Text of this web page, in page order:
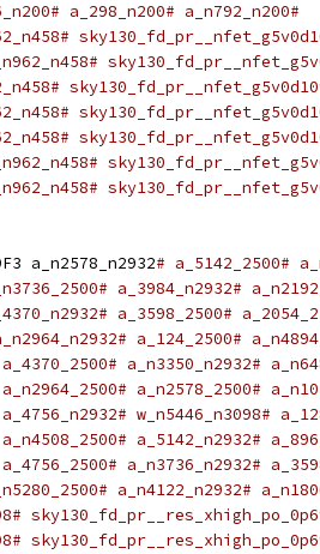
a_298_n200# a_n792_n200#
a_n2578_n2932# a_5142_2500#
a_3984_n2932#
a_3598_2500#
a_124_2500#
a_n3350_n2932#
a_n2578_2500#
w_n5446_n3098#
a_5142_n2932#
a_n3736_n2932#
a_n4122_n2932#